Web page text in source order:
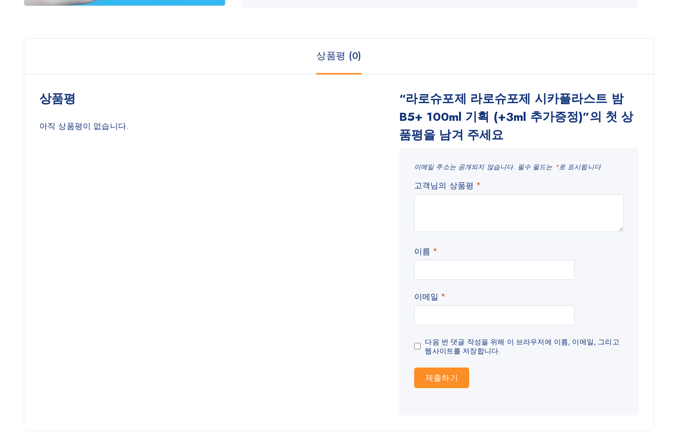
상품평 (0)
상품평
아직 상품평이 없습니다.
“라로슈포제 라로슈포제 시카플라스트 밤
B5+ 100ml 기획 (+3ml 추가증정)”의 첫 상
품평을 남겨 주세요
이메일 주소는 공개되지 않습니다. 필수 필드는 *로 표시됩니다
고객님의 상품평 *
이름 *
이메일 *
다음 번 댓글 작성을 위해 이 브라우저에 이름, 이메일, 그리고
웹사이트를 저장합니다.